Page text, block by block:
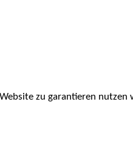
zu garantieren nutzen